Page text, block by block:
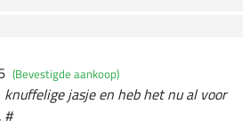
(Bevestigde aankoop)
jasje en heb het nu al voor
#